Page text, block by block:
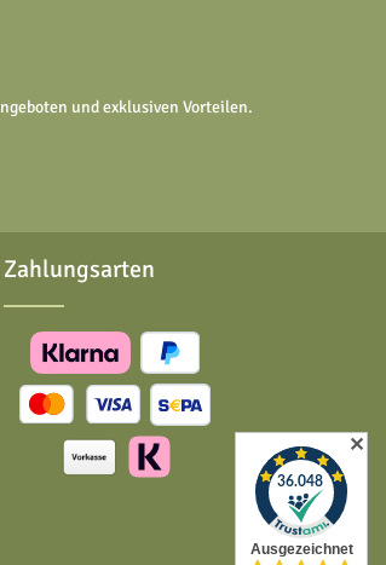
und exklusiven Vorteilen.
Zahlungsarten
✕